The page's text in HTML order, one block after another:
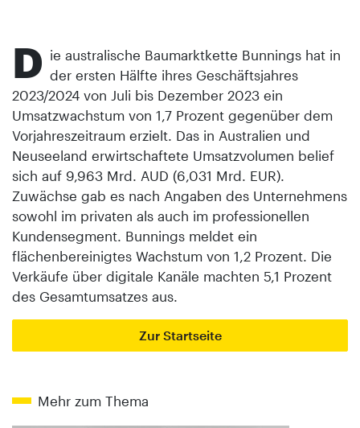
D ie australische Baumarktkette Bunnings hat in
der ersten Hälfte ihres Geschäftsjahres
2023/2024 von Juli bis Dezember 2023 ein
Umsatzwachstum von 1,7 Prozent gegenüber dem
Vorjahreszeitraum erzielt. Das in Australien und
Neuseeland erwirtschaftete Umsatzvolumen belief
sich auf 9,963 Mrd. AUD (6,031 Mrd. EUR).
Zuwächse gab es nach Angaben des Unternehmens
sowohl im privaten als auch im professionellen
Kundensegment. Bunnings meldet ein
flächenbereinigtes Wachstum von 1,2 Prozent. Die
Verkäufe über digitale Kanäle machten 5,1 Prozent
des Gesamtumsatzes aus.
Zur Startseite
Mehr zum Thema